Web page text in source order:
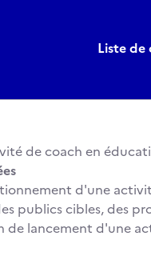
Liste de
de coach en
d'une
publics cibles, des
de lancement d'une